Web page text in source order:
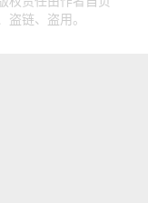
盗链、盗用。